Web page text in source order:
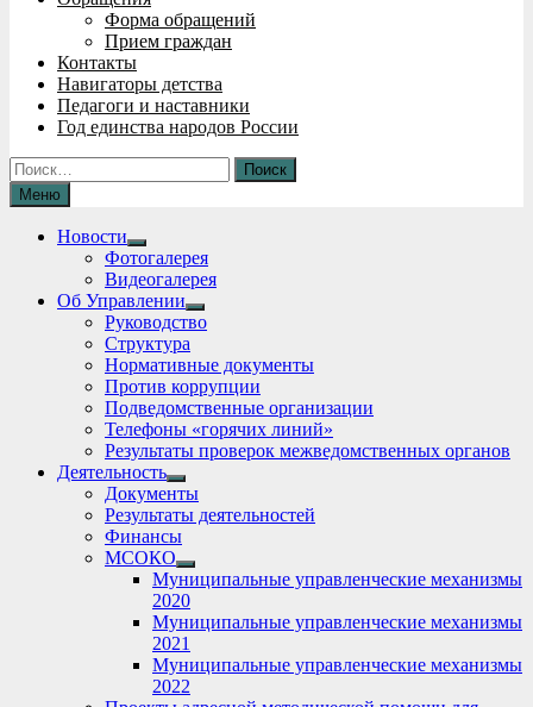
Форма обращений
Прием граждан
Контакты
Навигаторы детства
Педагоги и наставники
Год единства народов России
Найти:
Меню
Новости
Show
sub
menu
Фотогалерея
Видеогалерея
Об Управлении
Show
sub
Руководство
Структура
Нормативные документы
Против коррупции
Подведомственные организации
Телефоны «горячих линий»
Результаты проверок межведомственных органов
Деятельность
Show
sub
menu
Документы
Результаты деятельностей
Финансы
МСОКО
Show
sub
menu
Муниципальные управленческие механизмы
2020
Муниципальные управленческие механизмы
2021
Муниципальные управленческие механизмы
2022